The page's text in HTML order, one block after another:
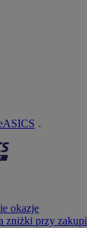
okazje
zniżki przy